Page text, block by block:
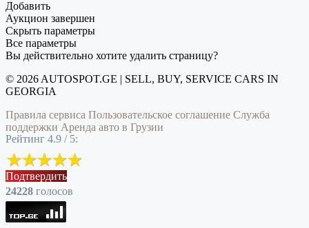
Добавить
Аукцион завершен
Скрыть параметры
Все параметры
Вы действительно хотите удалить страницу?
© 2026 AUTOSPOT.GE | SELL, BUY, SERVICE CARS IN
GEORGIA
Правила сервиса Пользовательское соглашение Служба
поддержки Аренда авто в Грузии
Рейтинг 4.9 / 5:
Подтвердить
24228 голоcов